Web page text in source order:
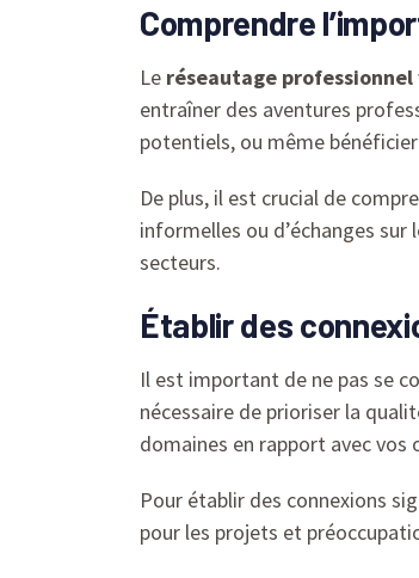
Comprendre
Le réseautage professionnel
entraîner des aventures
potentiels, ou même
De plus, il est crucial de
informelles ou d’échanges
secteurs.
Établir des
Il est important de ne pas se
nécessaire de prioriser la
domaines en rapport avec
Pour établir des connexions
pour les projets et